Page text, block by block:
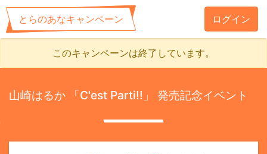
とらのあなキャンペーン ログイン
このキャンペーンは終了しています。
山崎はるか 「C'est Parti!!」 発売記念イベント